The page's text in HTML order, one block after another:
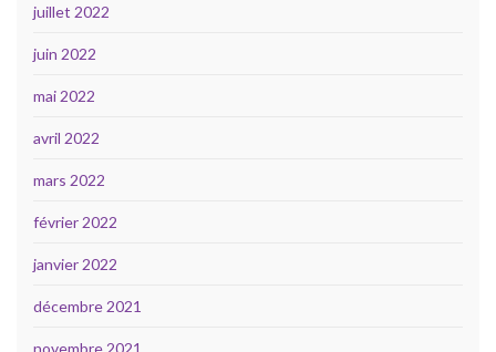
juillet 2022
juin 2022
mai 2022
avril 2022
mars 2022
février 2022
janvier 2022
décembre 2021
novembre 2021